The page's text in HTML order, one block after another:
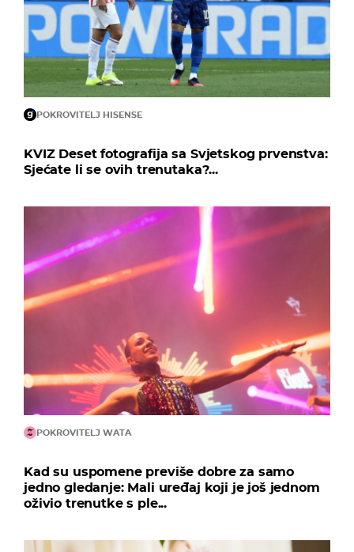
POKROVITELJ HISENSE
KVIZ Deset fotografija sa Svjetskog prvenstva:
Sjećate li se ovih trenutaka?...
POKROVITELJ WATA
Kad su uspomene previše dobre za samo
jedno gledanje: Mali uređaj koji je još jednom
oživio trenutke s ple...